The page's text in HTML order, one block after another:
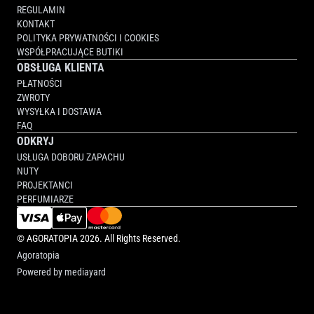
REGULAMIN
KONTAKT
POLITYKA PRYWATNOŚCI I COOKIES
WSPÓŁPRACUJĄCE BUTIKI
OBSŁUGA KLIENTA
PŁATNOŚCI
ZWROTY
WYSYŁKA I DOSTAWA
FAQ
ODKRYJ
USŁUGA DOBORU ZAPACHU
NUTY
PROJEKTANCI
PERFUMIARZE
©AGORATOPIA2026. All Rights Reserved.
Agoratopia
Powered by mediayard